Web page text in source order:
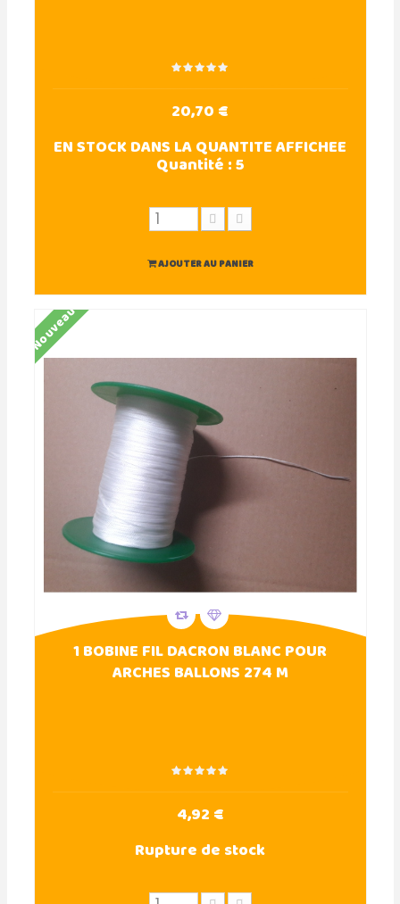
20,70 €
EN STOCK DANS LA QUANTITE AFFICHEE
Quantité :5
AJOUTER AU PANIER
Nouveau
1 BOBINE FIL DACRON BLANC POUR
ARCHES BALLONS 274 M
4,92 €
Rupture de stock